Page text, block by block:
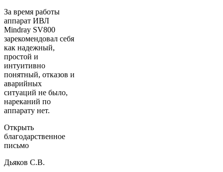
За время работы
аппарат ИВЛ
Mindray SV800
зарекомендовал себя
как надежный,
простой и
интуитивно
понятный, отказов и
аварийных
ситуаций не было,
нареканий по
аппарату нет.
Открыть
благодарственное
письмо
Дьяков С.В.